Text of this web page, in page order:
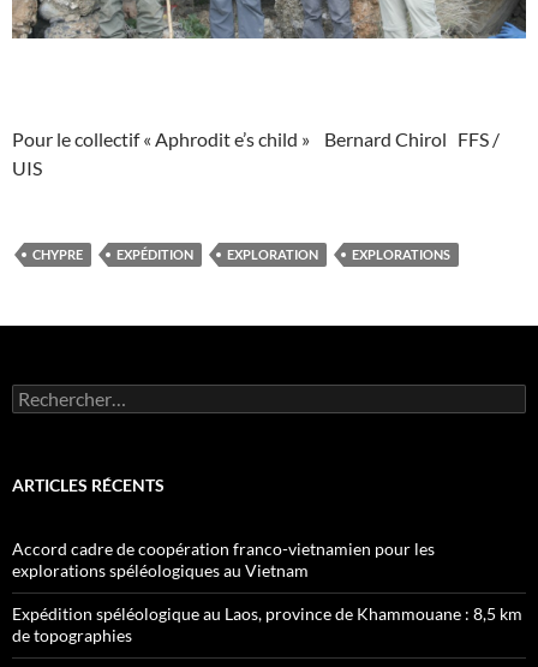
Pour le collectif « Aphrodit e’s child » Bernard Chirol FFS /
UIS
CHYPRE EXPÉDITION EXPLORATION EXPLORATIONS
Rechercher :
ARTICLES RÉCENTS
Accord cadre de coopération franco-vietnamien pour les
explorations spéléologiques au Vietnam
Expédition spéléologique au Laos, province de Khammouane : 8,5 km
de topographies